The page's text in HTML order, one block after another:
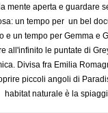
mente aperta e guardare
un tempo per un bel
e un tempo per Gemma e
all'infinito le puntate di
Divisa fra Emilia
piccoli angoli di
habitat naturale è la